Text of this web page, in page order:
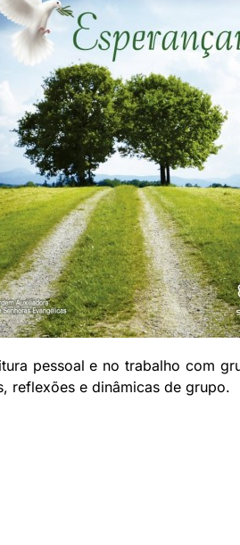
pessoal e no trabalho com
reflexões e dinâmicas de grupo.